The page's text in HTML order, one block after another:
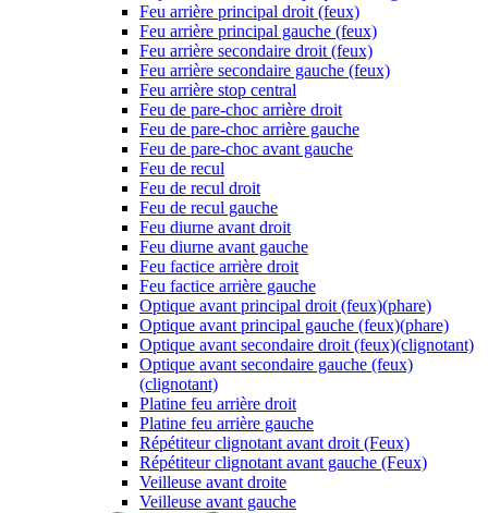
Feu arrière principal droit (feux)
Feu arrière principal gauche (feux)
Feu arrière secondaire droit (feux)
Feu arrière secondaire gauche (feux)
Feu arrière stop central
Feu de pare-choc arrière droit
Feu de pare-choc arrière gauche
Feu de pare-choc avant gauche
Feu de recul
Feu de recul droit
Feu de recul gauche
Feu diurne avant droit
Feu diurne avant gauche
Feu factice arrière droit
Feu factice arrière gauche
Optique avant principal droit (feux)(phare)
Optique avant principal gauche (feux)(phare)
Optique avant secondaire droit (feux)(clignotant)
Optique avant secondaire gauche (feux)
(clignotant)
Platine feu arrière droit
Platine feu arrière gauche
Répétiteur clignotant avant droit (Feux)
Répétiteur clignotant avant gauche (Feux)
Veilleuse avant droite
Veilleuse avant gauche